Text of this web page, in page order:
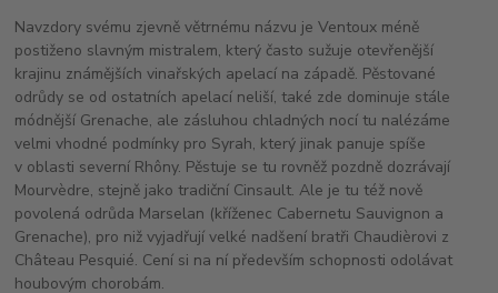
Navzdory svému zjevně větrnému názvu je Ventoux méně
postiženo slavným mistralem, který často sužuje otevřenější
krajinu známějších vinařských apelací na západě. Pěstované
odrůdy se od ostatních apelací neliší, také zde dominuje stále
módnější Grenache, ale zásluhou chladných nocí tu nalézáme
velmi vhodné podmínky pro Syrah, který jinak panuje spíše
v oblasti severní Rhôny. Pěstuje se tu rovněž pozdně dozrávají
Mourvèdre, stejně jako tradiční Cinsault. Ale je tu též nově
povolená odrůda Marselan (kříženec Cabernetu Sauvignon a
Grenache), pro niž vyjadřují velké nadšení bratři Chaudièrovi z
Château Pesquié. Cení si na ní především schopnosti odolávat
houbovým chorobám.